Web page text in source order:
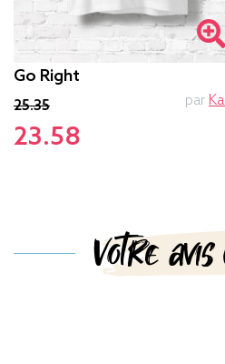
Go Right
25.35
23.58
par
Votre